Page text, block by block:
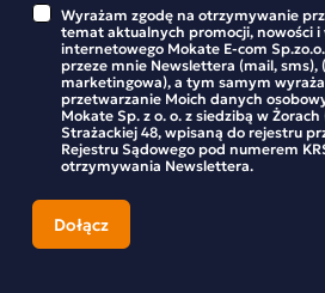
Otrzymuj informację o
wyprzedażach
Bądź na bieżąco z nowościami i
Mokate.
Wyrażam zgodę na otrzymywanie
temat aktualnych promocji, nowości
internetowego Mokate E-com
przeze mnie Newslettera (mail, sms),
marketingowa), a tym samym
przetwarzanie Moich danych
Mokate Sp. z o. o. z siedzibą w
Strażackiej 48, wpisaną do rejestru
Rejestru Sądowego pod numerem
otrzymywania Newslettera.